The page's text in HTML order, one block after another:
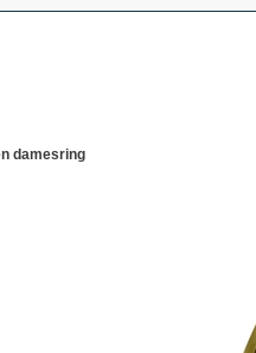
damesring